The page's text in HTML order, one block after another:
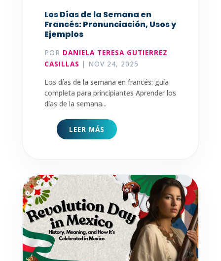
Los Días de la Semana en
Francés: Pronunciación, Usos y
Ejemplos
POR DANIELA TERESA GUTIERREZ
CASILLAS | NOV 24, 2025
Los días de la semana en francés: guía
completa para principiantes Aprender los
días de la semana...
LEER MÁS